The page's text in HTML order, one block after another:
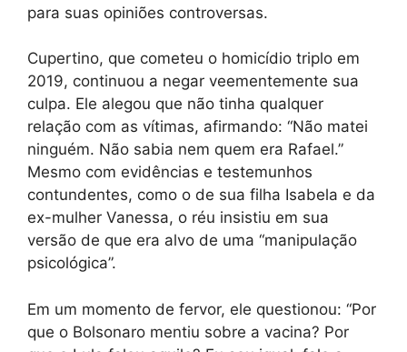
para suas opiniões controversas.
Cupertino, que cometeu o homicídio triplo em
2019, continuou a negar veementemente sua
culpa. Ele alegou que não tinha qualquer
relação com as vítimas, afirmando: “Não matei
ninguém. Não sabia nem quem era Rafael.”
Mesmo com evidências e testemunhos
contundentes, como o de sua filha Isabela e da
ex-mulher Vanessa, o réu insistiu em sua
versão de que era alvo de uma “manipulação
psicológica”.
Em um momento de fervor, ele questionou: “Por
que o Bolsonaro mentiu sobre a vacina? Por